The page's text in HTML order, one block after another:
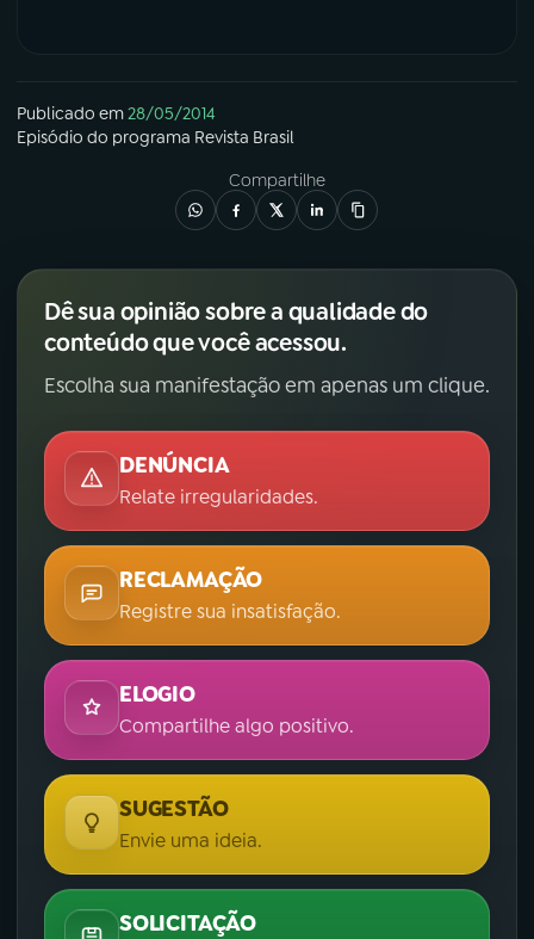
Publicado em28/05/2014
Episódio do programa Revista Brasil
Compartilhe
Dê sua opinião sobre a qualidade do
conteúdo que você acessou.
Escolha sua manifestação em apenas um clique.
DENÚNCIA
Relate irregularidades.
RECLAMAÇÃO
Registre sua insatisfação.
ELOGIO
Compartilhe algo positivo.
SUGESTÃO
Envie uma ideia.
SOLICITAÇÃO